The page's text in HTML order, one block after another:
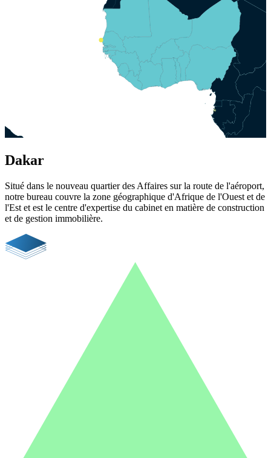
Dakar
Situé dans le nouveau quartier des Affaires sur la route de l'aéroport,
notre bureau couvre la zone géographique d'Afrique de l'Ouest et de
l'Est et est le centre d'expertise du cabinet en matière de construction
et de gestion immobilière.